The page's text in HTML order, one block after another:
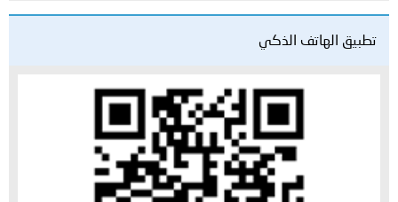
تطبيق الهاتف الذكي